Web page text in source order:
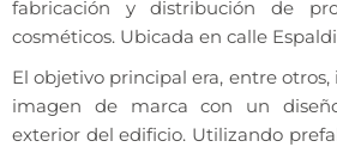
fabricación y distribución de
cosméticos. Ubicada en calle
El objetivo principal era, entre
imagen de marca con un
exterior del edificio. Utilizando